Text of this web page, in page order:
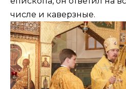
числе и каверзные.